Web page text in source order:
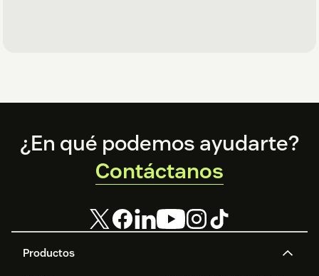
Footer
Productos
¿En qué podemos ayudarte?
Contáctanos